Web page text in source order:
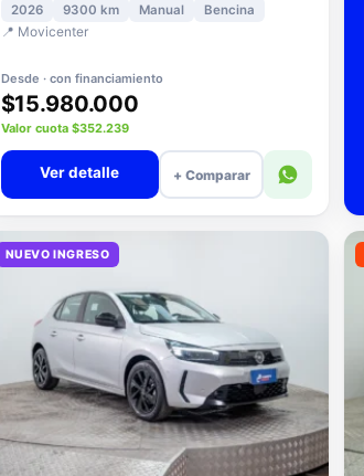
2026 9300 km Manual Bencina
📍 Movicenter
Desde · con financiamiento
$15.980.000
Valor cuota $352.239
Ver detalle + Comparar
NUEVO INGRESO